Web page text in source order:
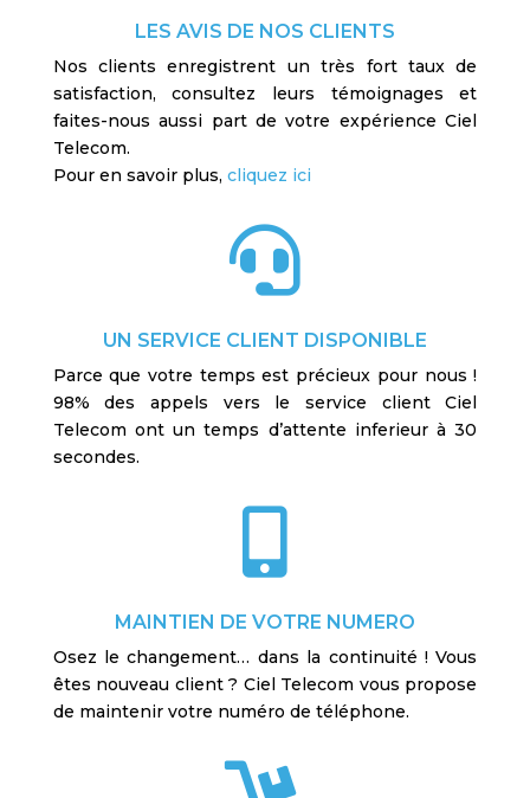
LES AVIS DE NOS CLIENTS
Nos clients enregistrent un très fort taux de
satisfaction, consultez leurs témoignages et
faites-nous aussi part de votre expérience Ciel
Telecom.
Pour en savoir plus, cliquez ici

UN SERVICE CLIENT DISPONIBLE
Parce que votre temps est précieux pour nous !
98% des appels vers le service client Ciel
Telecom ont un temps d’attente inferieur à 30
secondes.

MAINTIEN DE VOTRE NUMERO
Osez le changement… dans la continuité ! Vous
êtes nouveau client ? Ciel Telecom vous propose
de maintenir votre numéro de téléphone.